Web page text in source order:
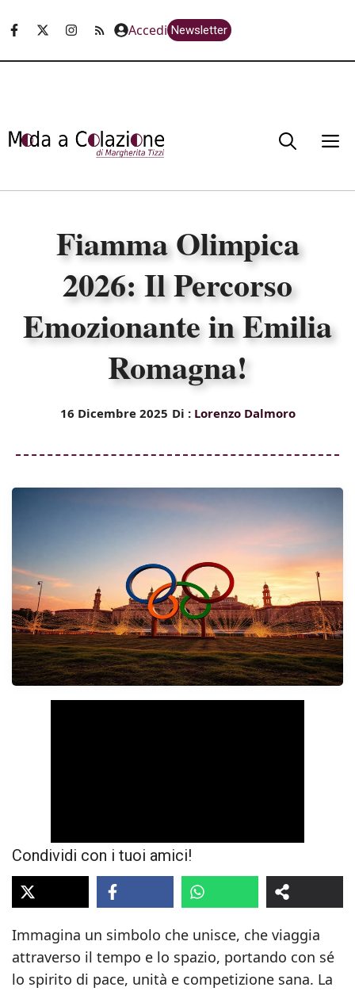
Accedi Newsletter
Fiamma Olimpica
2026: Il Percorso
Emozionante in Emilia
Romagna!
16 Dicembre 2025 Di : Lorenzo Dalmoro
Condividi con i tuoi amici!
Immagina un simbolo che unisce, che viaggia
attraverso il tempo e lo spazio, portando con sé
lo spirito di pace, unità e competizione sana. La